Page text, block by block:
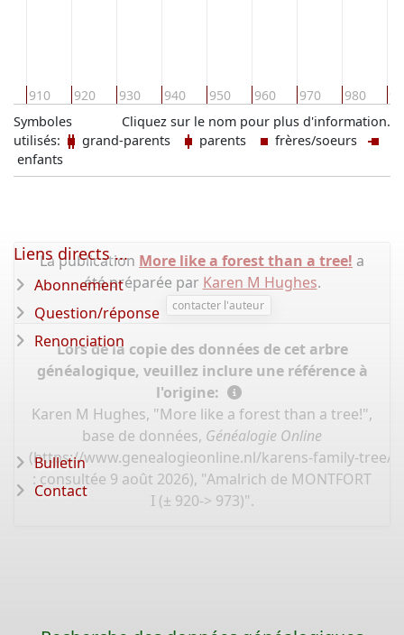
910 920 930 940 950 960 970 980
Cliquez sur le nom pour plus d'information.
Symboles
utilisés:
grand-parents parents
frères/soeurs
enfants
La publication More like a forest than a tree! a
été préparée par Karen M Hughes.
contacter l'auteur
Lors de la copie des données de cet arbre
généalogique, veuillez inclure une référence à
l'origine:
Karen M Hughes, "More like a forest than a tree!",
base de données, Généalogie Online
(https://www.genealogieonline.nl/karens-family-tree/
: consultée 9 août 2026), "Amalrich de MONTFORT
I (± 920-> 973)".
Liens directs ...
Abonnement
Question/réponse
Renonciation
Bulletin
Contact